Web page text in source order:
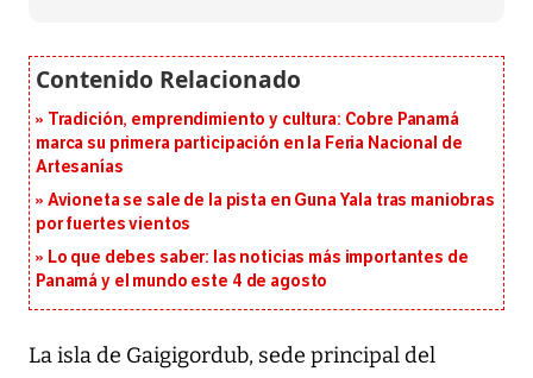
Tradición, emprendimiento y cultura: Cobre Panamá
marca su primera participación en la Feria Nacional de
Artesanías
Avioneta se sale de la pista en Guna Yala tras maniobras
por fuertes vientos
Lo que debes saber: las noticias más importantes de
Panamá y el mundo este 4 de agosto
La isla de Gaigigordub, sede principal del